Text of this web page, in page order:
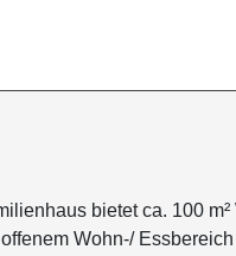
bietet ca. 100
Wohn-/